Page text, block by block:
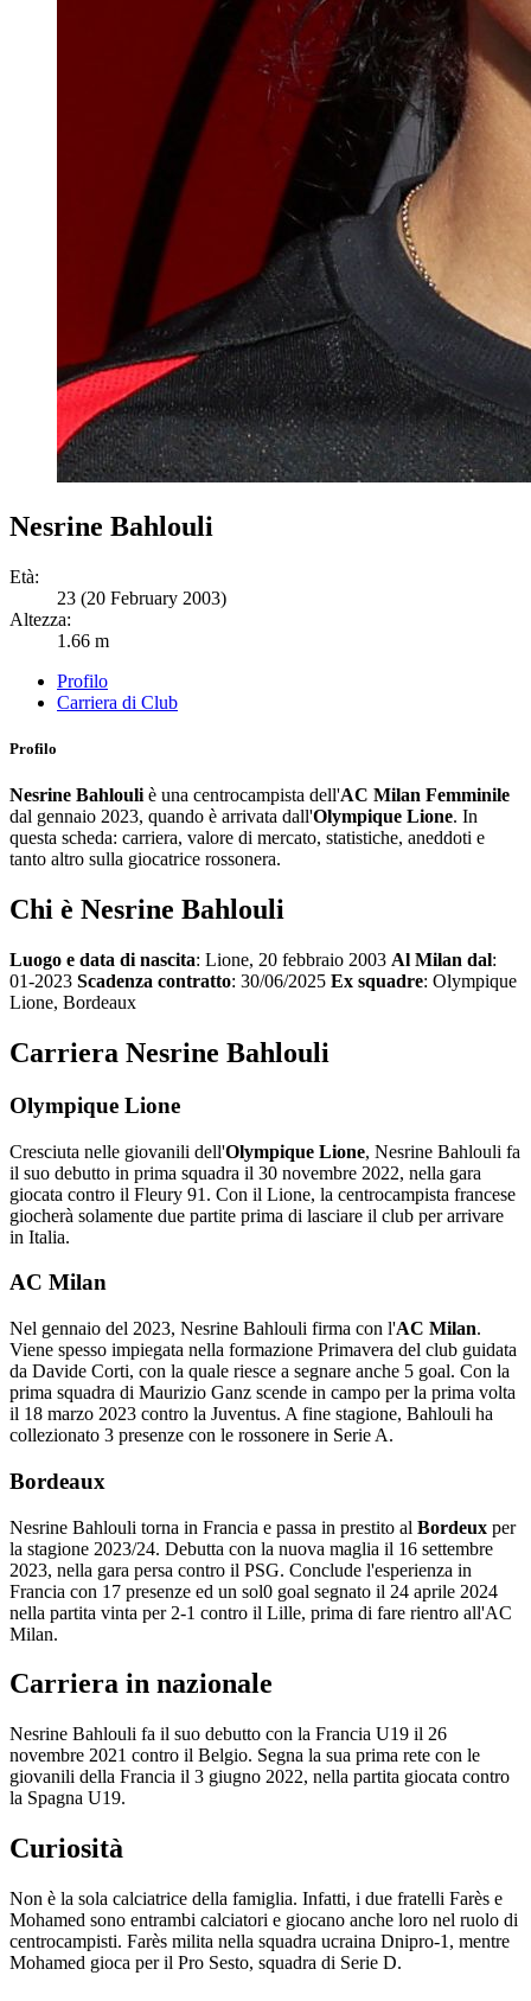
Nesrine Bahlouli
Età:
23 (20 February 2003)
Altezza:
1.66 m
Profilo
Carriera di Club
Profilo
Nesrine Bahlouli è una centrocampista dell'AC Milan Femminile
dal gennaio 2023, quando è arrivata dall'Olympique Lione. In
questa scheda: carriera, valore di mercato, statistiche, aneddoti e
tanto altro sulla giocatrice rossonera.
Chi è Nesrine Bahlouli
Luogo e data di nascita: Lione, 20 febbraio 2003 Al Milan dal:
01-2023 Scadenza contratto: 30/06/2025 Ex squadre: Olympique
Lione, Bordeaux
Carriera Nesrine Bahlouli
Olympique Lione
Cresciuta nelle giovanili dell'Olympique Lione, Nesrine Bahlouli fa
il suo debutto in prima squadra il 30 novembre 2022, nella gara
giocata contro il Fleury 91. Con il Lione, la centrocampista francese
giocherà solamente due partite prima di lasciare il club per arrivare
in Italia.
AC Milan
Nel gennaio del 2023, Nesrine Bahlouli firma con l'AC Milan.
Viene spesso impiegata nella formazione Primavera del club guidata
da Davide Corti, con la quale riesce a segnare anche 5 goal. Con la
prima squadra di Maurizio Ganz scende in campo per la prima volta
il 18 marzo 2023 contro la Juventus. A fine stagione, Bahlouli ha
collezionato 3 presenze con le rossonere in Serie A.
Bordeaux
Nesrine Bahlouli torna in Francia e passa in prestito al Bordeux per
la stagione 2023/24. Debutta con la nuova maglia il 16 settembre
2023, nella gara persa contro il PSG. Conclude l'esperienza in
Francia con 17 presenze ed un sol0 goal segnato il 24 aprile 2024
nella partita vinta per 2-1 contro il Lille, prima di fare rientro all'AC
Milan.
Carriera in nazionale
Nesrine Bahlouli fa il suo debutto con la Francia U19 il 26
novembre 2021 contro il Belgio. Segna la sua prima rete con le
giovanili della Francia il 3 giugno 2022, nella partita giocata contro
la Spagna U19.
Curiosità
Non è la sola calciatrice della famiglia. Infatti, i due fratelli Farès e
Mohamed sono entrambi calciatori e giocano anche loro nel ruolo di
centrocampisti. Farès milita nella squadra ucraina Dnipro-1, mentre
Mohamed gioca per il Pro Sesto, squadra di Serie D.